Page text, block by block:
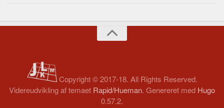
Copyright © 2017-18. All Rights Reserved.
Videreudvikling af temaet Rapid/Hueman. Genereret med Hugo
0.57.2.